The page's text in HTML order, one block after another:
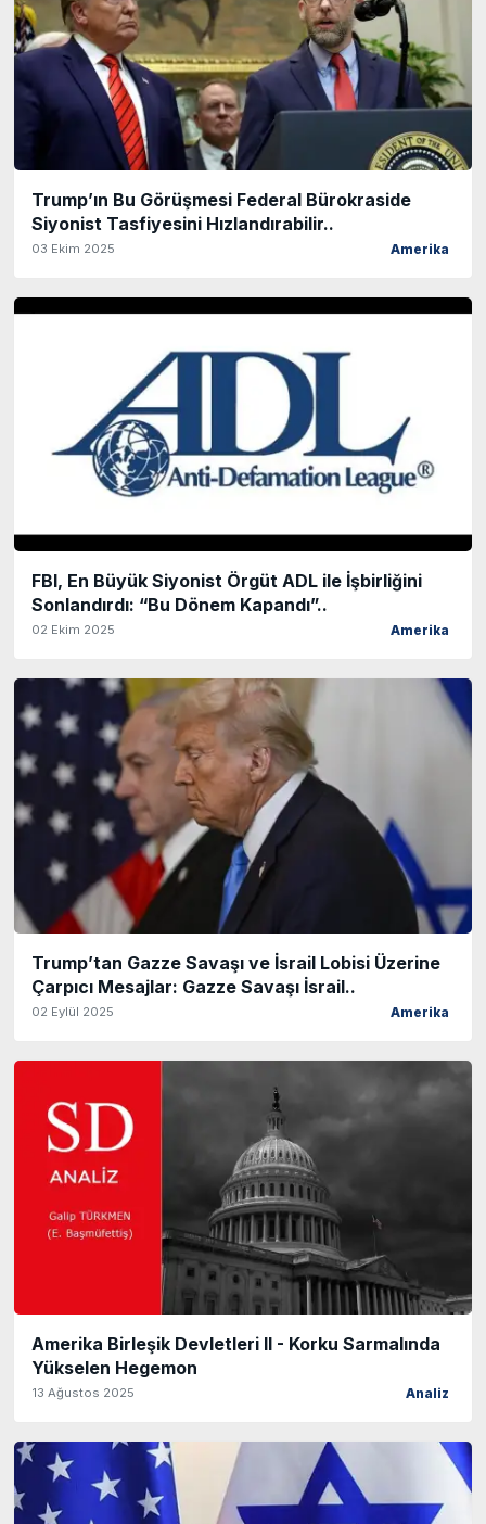
Trump’ın Bu Görüşmesi Federal Bürokraside
Siyonist Tasfiyesini Hızlandırabilir..
03 Ekim 2025 Amerika
FBI, En Büyük Siyonist Örgüt ADL ile İşbirliğini
Sonlandırdı: “Bu Dönem Kapandı”..
02 Ekim 2025 Amerika
Trump’tan Gazze Savaşı ve İsrail Lobisi Üzerine
Çarpıcı Mesajlar: Gazze Savaşı İsrail..
02 Eylül 2025 Amerika
Amerika Birleşik Devletleri II - Korku Sarmalında
Yükselen Hegemon
13 Ağustos 2025 Analiz